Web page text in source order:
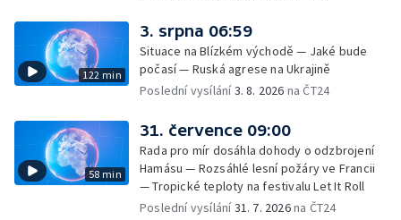
122 min
3. srpna 06:59
Situace na Blízkém východě — Jaké bude
počasí — Ruská agrese na Ukrajině
Poslední vysílání3. 8. 2026 na ČT24
58 min
31. července 09:00
Rada pro mír dosáhla dohody o odzbrojení
Hamásu — Rozsáhlé lesní požáry ve Francii
— Tropické teploty na festivalu Let It Roll
Poslední vysílání31. 7. 2026na ČT24